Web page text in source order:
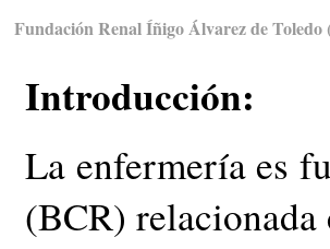
Fundación Renal Íñigo Álvarez de
Introducción:
La enfermería es
(BCR) relacionada